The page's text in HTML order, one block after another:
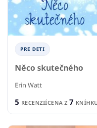
PRE DETI
Něco skutečného
Erin Watt
5 RECENZIÍCENA Z 7